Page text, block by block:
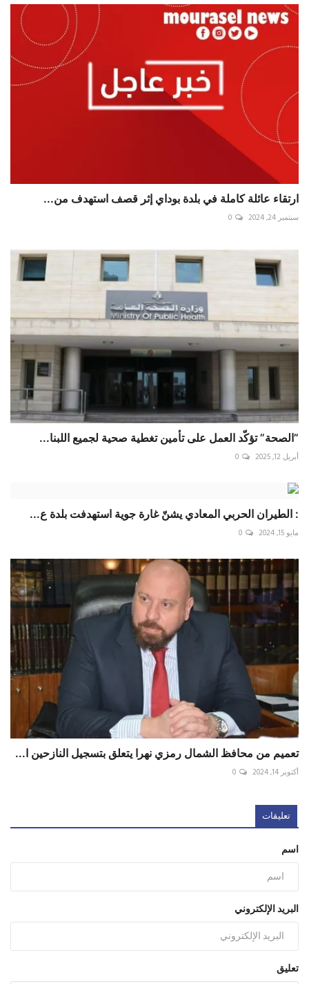
ارتقاء عائلة كاملة في بلدة ⁧‫بوداي‬⁩ إثر قصف استهدف من...
سبتمبر 24, 2024 0
‏”الصحة” تؤكّد العمل على تأمين تغطية صحية لجميع ‎اللبنا...
أبريل 12, 2025 0
: الطيران الحربي المعادي يشنّ غارة جوية استهدفت بلدة ‎ع...
مايو 15, 2024 0
تعميم من محافظ الشمال رمزي نهرا يتعلق بتسجيل النازحين ا...
أكتوبر 14, 2024 0
تعليقات
اسم
البريد الإلكتروني
تعليق